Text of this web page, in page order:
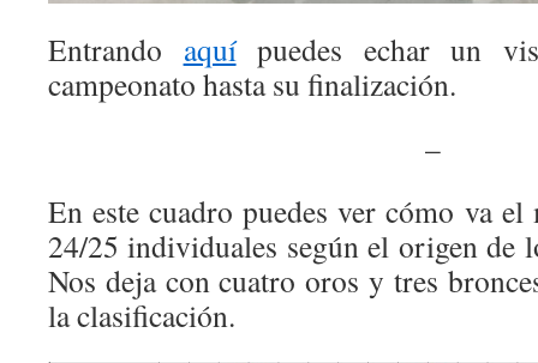
Entrando aquípuedes echar un
campeonato hasta su finalización.
–
En este cuadro puedes ver cómo va
24/25 individuales según el origen de
Nos deja con cuatro oros y tres
la clasificación.